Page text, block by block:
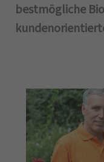
bestmögliche